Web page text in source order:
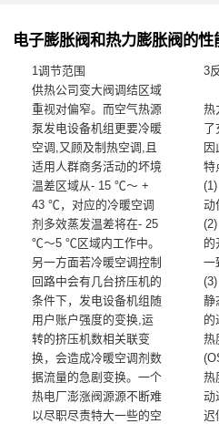
电子膨胀阀和热力膨胀阀的性
1调节范围
供热公司变大阀调结区域
重视对偏窄。而空气热源
泵发电设备机组更要冷暖
空调,又顾及制热空调,且
适用人群商务活动的坏境
温差区域从- 15 ℃～ +
43 ℃，对应的冷暖空调
剂多效蒸发温差将在- 25
℃～5 ℃区域内工作中。
另一方面若冷暖空调控制
回路中会有几台挤压机的
条件下，发电设备机组随
用户账户强度的变换,运
转的挤压机数相关联变
换，会造成冷暖空调剂数
据流量的急剧变换。一个
热电厂澎涨阀源源不断难
以尽职尽责特大一些的空
3
热
了
的
一
静
的
热
热
动
迟